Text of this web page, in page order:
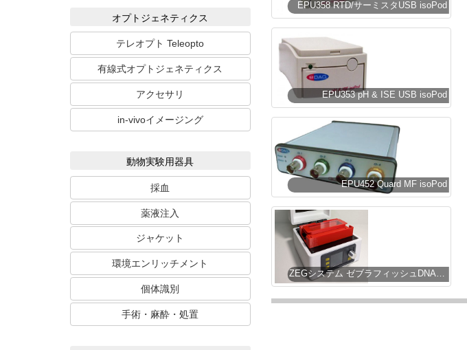
オプトジェネティクス
テレオプト Teleopto
有線式オプトジェネティクス
アクセサリ
in-vivoイメージング
動物実験用器具
採血
薬液注入
ジャケット
環境エンリッチメント
個体識別
手術・麻酔・処置
EPU358 RTD/サーミスタUSB isoPod
EPU353 pH & ISE USB isoPod
EPU452 Quard MF isoPod
ZEGシステム ゼブラフィッシュDNA抽出装置